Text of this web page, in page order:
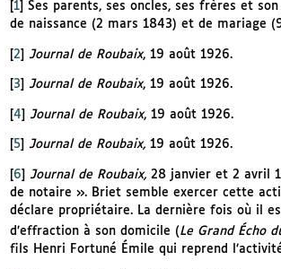
1] Ses parents, ses oncles, ses frères et
de naissance (2 mars 1843) et de mariage
[2] Journal de Roubaix, 19 août 1926.
3 Journal de Roubaix, 19 août 1926.
[4] Journal de Roubaix, 19 août 1926.
5] Journal de Roubaix, 19 août 1926.
6 Journal de Roubaix, 28 janvier et 2 avril
de notaire ». Briet semble exercer cette
déclare propriétaire. La dernière fois où il
d’effraction à son domicile (Le Grand Écho
fils Henri Fortuné Émile qui reprend